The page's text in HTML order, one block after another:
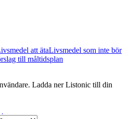
att ätaLivsmedel som inte bör
till måltidsplan
Ladda ner Listonic till din